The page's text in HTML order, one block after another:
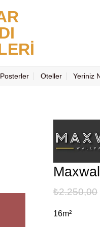
Posterler Oteller Yeriniz
₺2.250,00
16m²